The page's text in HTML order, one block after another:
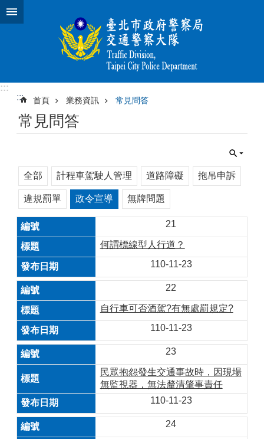
跳到主要內容區塊
:::
:::
首頁 業務資訊 常見問答
常見問答
全部 計程車駕駛人管理 道路障礙 拖吊申訴
違規罰單 政令宣導 無牌問題
21
何謂標線型人行道？
110-11-23
22
自行車可否酒駕?有無處罰規定?
110-11-23
23
民眾抱怨發生交通事故時，因現場
無監視器，無法釐清肇事責任
110-11-23
24